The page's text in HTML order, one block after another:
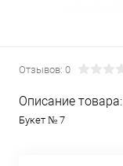
Отзывов: 0
Описание товара:
Букет № 7